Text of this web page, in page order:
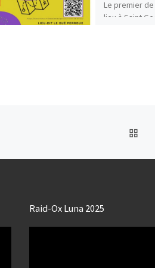
Le premier
lieu à Saint
Raid-Ox Luna 2025